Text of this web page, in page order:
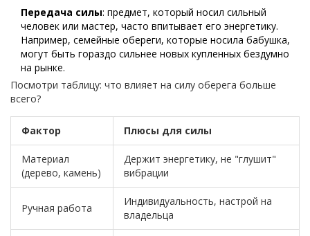
Передача силы: предмет, который носил сильный
человек или мастер, часто впитывает его энергетику.
Например, семейные обереги, которые носила бабушка,
могут быть гораздо сильнее новых купленных бездумно
на рынке.
Посмотри таблицу: что влияет на силу оберега больше
всего?
Фактор Плюсы для силы
Материал
(дерево, камень)
Держит энергетику, не "глушит"
вибрации
Ручная работа
Индивидуальность, настрой на
владельца